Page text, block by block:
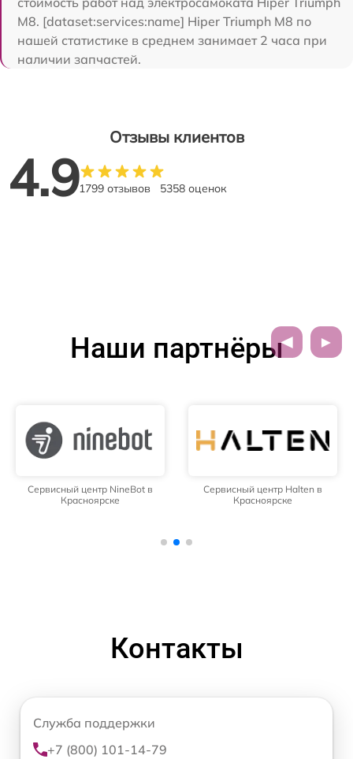
M8. [dataset:services:name] Hiper Triumph M8 по
нашей статистике в среднем занимает 2 часа при
наличии запчастей.
Отзывы клиентов
4.91799 отзывов 5358 оценок
Наши партнёры
Сервисный центр NineBot в
Красноярске
Сервисный центр Halten в
Красноярске
Контакты
Служба поддержки
+7 (800) 101-14-79